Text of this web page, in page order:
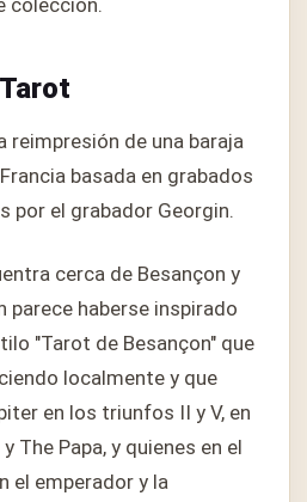
reimpresión de una baraja
basada en grabados
por el grabador Georgin.
cerca de Besançon y
parece haberse inspirado
"Tarot de Besançon" que
localmente y que
en los triunfos II y V, en
The Papa, y quienes en el
el emperador y la